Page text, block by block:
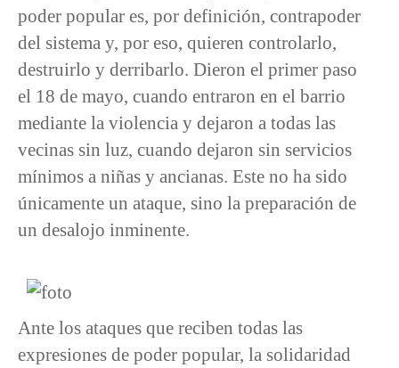
poder popular es, por definición, contrapoder
del sistema y, por eso, quieren controlarlo,
destruirlo y derribarlo. Dieron el primer paso
el 18 de mayo, cuando entraron en el barrio
mediante la violencia y dejaron a todas las
vecinas sin luz, cuando dejaron sin servicios
mínimos a niñas y ancianas. Este no ha sido
únicamente un ataque, sino la preparación de
un desalojo inminente.
Ante los ataques que reciben todas las
expresiones de poder popular, la solidaridad